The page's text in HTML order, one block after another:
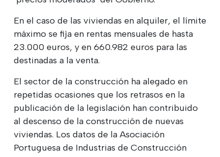
En el caso de las viviendas en alquiler, el límite
máximo se fija en rentas mensuales de hasta
23.000 euros, y en 660.982 euros para las
destinadas a la venta.
El sector de la construcción ha alegado en
repetidas ocasiones que los retrasos en la
publicación de la legislación han contribuido
al descenso de la construcción de nuevas
viviendas. Los datos de la Asociación
Portuguesa de Industrias de Construcción